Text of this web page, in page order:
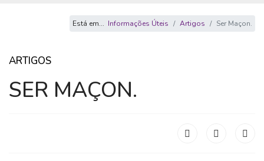
Está em... Informações Úteis Artigos Ser Maçon.
ARTIGOS
SER MAÇON.